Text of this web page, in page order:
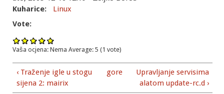
Kuharice:
Linux
Vote:
Vaša ocjena: Nema Average: 5 (1 vote)
‹ Traženje igle u stogu
sijena 2: mairix
gore
Upravljanje servisima
alatom update-rc.d ›